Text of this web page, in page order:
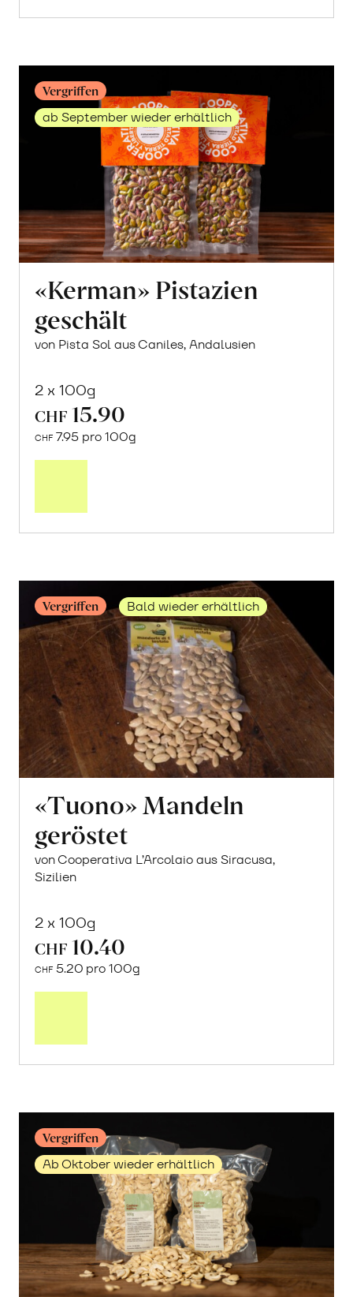
Vergriffen
ab September wieder erhältlich
«Kerman» Pistazien
geschält
von Pista Sol aus Caniles, Andalusien
2 x 100g
CHF 15.90
CHF 7.95 pro 100g
geschält
Vergriffen Bald wieder erhältlich
«Tuono» Mandeln
geröstet
von Cooperativa L’Arcolaio aus Siracusa,
Sizilien
2 x 100g
CHF 10.40
CHF 5.20 pro 100g
geröstet
Vergriffen
Ab Oktober wieder erhältlich